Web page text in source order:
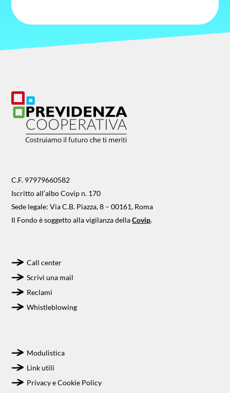
C.F. 97979660582
Iscritto all’albo Covip n. 170
Sede legale: Via C.B. Piazza, 8 – 00161, Roma
Il Fondo è soggetto alla vigilanza dellaCovip.
Call center
Scrivi una mail
Reclami
Whistleblowing
Modulistica
Link utili
Privacy e Cookie Policy